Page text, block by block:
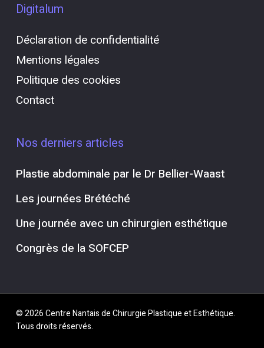
Digitalum
Déclaration de confidentialité
Mentions légales
Politique des cookies
Contact
Nos derniers articles
Plastie abdominale par le Dr Bellier-Waast
Les journées Brétéché
Une journée avec un chirurgien esthétique
Congrès de la SOFCEP
© 2026 Centre Nantais de Chirurgie Plastique et Esthétique.
Tous droits réservés.